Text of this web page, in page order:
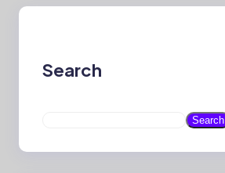
Search
a
Search